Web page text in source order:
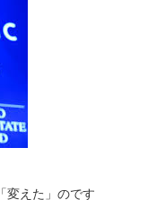
変えた」のです